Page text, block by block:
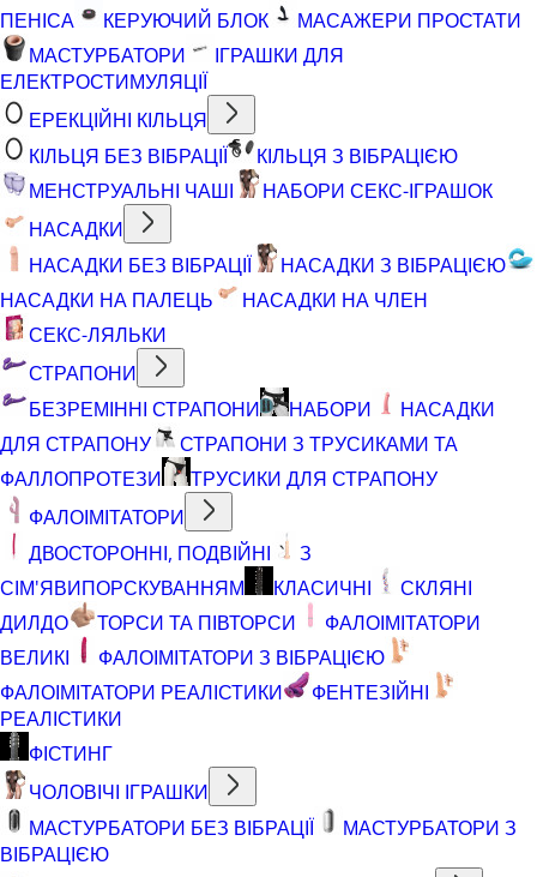
ПЕНІСА
КЕРУЮЧИЙ БЛОК
МАСАЖЕРИ ПРОСТАТИ
МАСТУРБАТОРИ
ІГРАШКИ ДЛЯ
ЕЛЕКТРОСТИМУЛЯЦІЇ
ЕРЕКЦІЙНІ КІЛЬЦЯ
КІЛЬЦЯ БЕЗ ВІБРАЦІЇ
КІЛЬЦЯ З ВІБРАЦІЄЮ
МЕНСТРУАЛЬНІ ЧАШІ
НАБОРИ СЕКС-ІГРАШОК
НАСАДКИ
НАСАДКИ БЕЗ ВІБРАЦІЇ
НАСАДКИ З ВІБРАЦІЄЮ
НАСАДКИ НА ПАЛЕЦЬ
НАСАДКИ НА ЧЛЕН
СЕКС-ЛЯЛЬКИ
СТРАПОНИ
БЕЗРЕМІННІ СТРАПОНИ
НАБОРИ
НАСАДКИ
ДЛЯ СТРАПОНУ
СТРАПОНИ З ТРУСИКАМИ ТА
ФАЛЛОПРОТЕЗИ
ТРУСИКИ ДЛЯ СТРАПОНУ
ФАЛОІМІТАТОРИ
ДВОСТОРОННІ, ПОДВІЙНІ
З
СІМ'ЯВИПОРСКУВАННЯМ
КЛАСИЧНІ
СКЛЯНІ
ДИЛДО
ТОРСИ ТА ПІВТОРСИ
ФАЛОІМІТАТОРИ
ВЕЛИКІ
ФАЛОІМІТАТОРИ З ВІБРАЦІЄЮ
ФАЛОІМІТАТОРИ РЕАЛІСТИКИ
ФЕНТЕЗІЙНІ
РЕАЛІСТИКИ
ФІСТИНГ
ЧОЛОВІЧІ ІГРАШКИ
МАСТУРБАТОРИ БЕЗ ВІБРАЦІЇ
МАСТУРБАТОРИ З
ВІБРАЦІЄЮ